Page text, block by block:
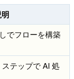
でフローを構築
ステップで AI 処